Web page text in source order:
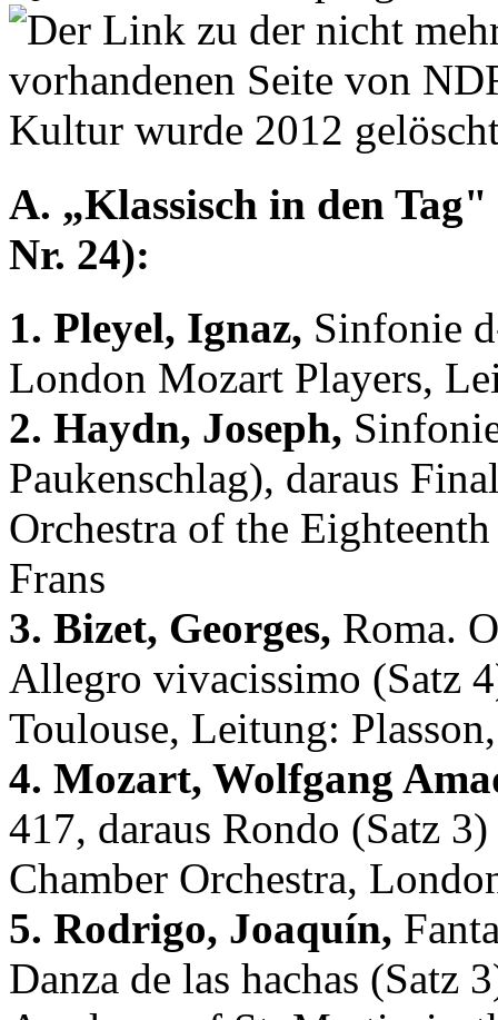
A. „Klassisch in den
Nr. 24):
1. Pleyel, Ignaz, Sinfonie
London Mozart Players,
2. Haydn, Joseph,
Paukenschlag), daraus
Orchestra of the
Frans
3. Bizet, Georges, Roma.
Allegro vivacissimo (Satz
Toulouse, Leitung:
4. Mozart, Wolfgang
417, daraus Rondo (Satz
Chamber Orchestra,
5. Rodrigo, Joaquín,
Danza de las hachas (Satz